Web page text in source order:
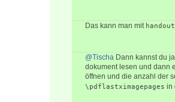
Das kann man mit handout
@Tischa Dann kannst du
dokument lesen und dann
öffnen und die anzahl der
\pdflastximagepages in